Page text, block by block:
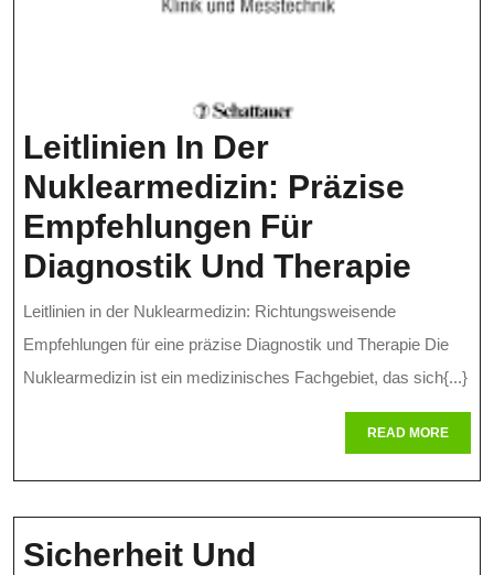
Leitlinien In Der
Nuklearmedizin: Präzise
Empfehlungen Für
Diagnostik Und Therapie
Der
Leitlinien in der Nuklearmedizin: Richtungsweisende
Empfehlungen für eine präzise Diagnostik und Therapie Die
Nuklearmedizin ist ein medizinisches Fachgebiet, das sich{...}
READ MOREREAD
MORE
Sicherheit Und